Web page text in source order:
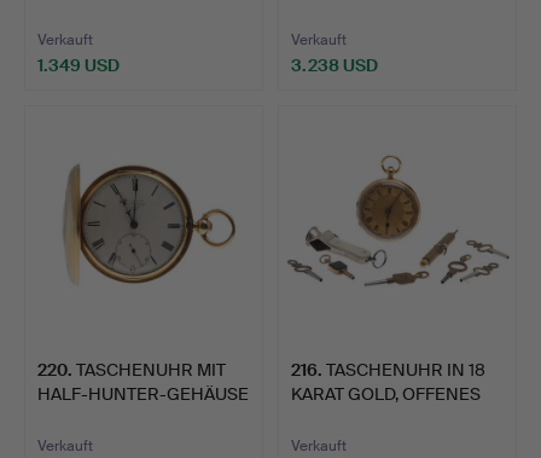
Verkauft
1.349 USD
Verkauft
3.238 USD
220. TASCHENUHR MIT
HALF-HUNTER-GEHÄUSE
Verkauft
216. TASCHENUHR IN 18
KARAT GOLD, OFFENES
Verkauft